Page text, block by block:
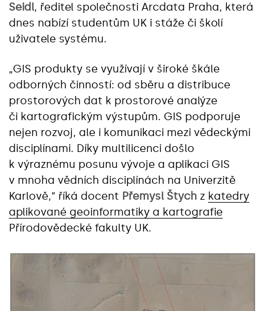
Seidl, ředitel společnosti Arcdata Praha, která
dnes nabízí studentům UK i stáže či školí
uživatele systému.
„GIS produkty se využívají v široké škále
odborných činností: od sběru a distribuce
prostorových dat k prostorové analýze
či kartografickým výstupům. GIS podporuje
nejen rozvoj, ale i komunikaci mezi vědeckými
disciplínami. Díky multilicenci došlo
k výraznému posunu vývoje a aplikaci GIS
v mnoha vědních disciplínách na Univerzitě
Karlově,“ říká docent Přemysl Štych z katedry
aplikované geoinformatiky a kartografie
Přírodovědecké fakulty UK.